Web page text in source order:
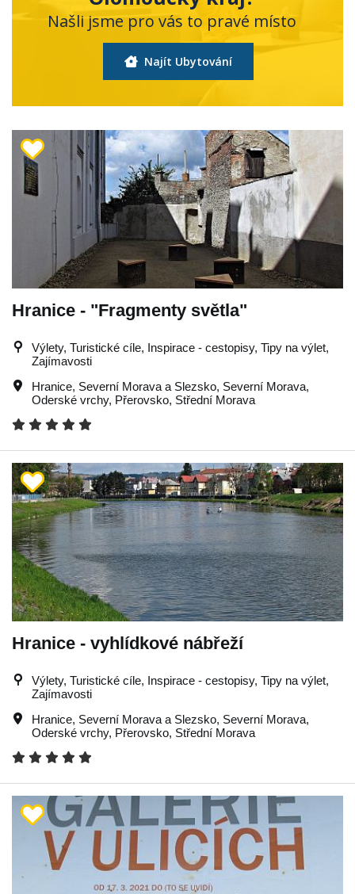
Našli jsme pro vás to pravé místo
Najít Ubytování
Hranice - "Fragmenty světla"
Výlety, Turistické cíle, Inspirace - cestopisy, Tipy na výlet,
Zajímavosti
Hranice, Severní Morava a Slezsko, Severní Morava,
Oderské vrchy, Přerovsko, Střední Morava
Hranice - vyhlídkové nábřeží
Výlety, Turistické cíle, Inspirace - cestopisy, Tipy na výlet,
Zajímavosti
Hranice, Severní Morava a Slezsko, Severní Morava,
Oderské vrchy, Přerovsko, Střední Morava